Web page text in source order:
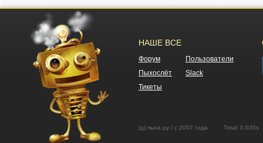
НАШЕ ВСЕ
Форум
Пользователи
Пыхослёт
Slack
Тикеты
(ц) пыха.ру / с 2007 года Total: